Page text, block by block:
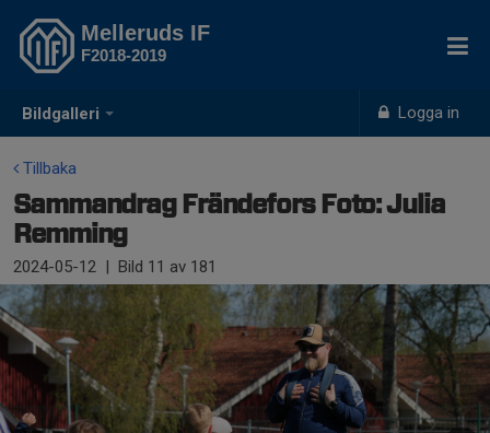
Bildgalleri Logga in
Melleruds IF
F2018-2019
Tillbaka
Sammandrag Frändefors Foto: Julia
Remming
2024-05-12 | Bild 11 av 181